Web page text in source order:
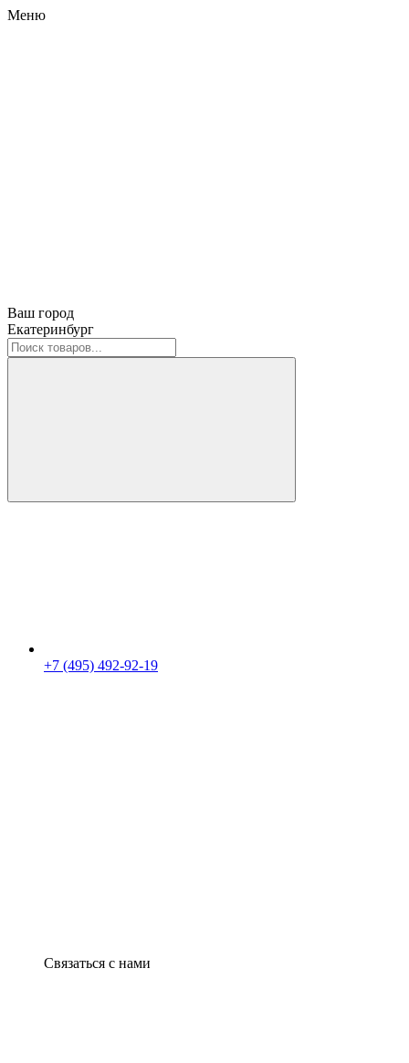
Меню
Ваш город
Екатеринбург
+7 (495) 492-92-19
Связаться с нами